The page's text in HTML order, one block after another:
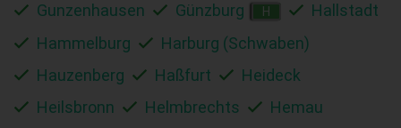
Gunzenhausen Günzburg H
Hallstadt
Hammelburg
Harburg (Schwaben)
Hauzenberg
Haßfurt
Heideck
Heilsbronn
Helmbrechts
Hemau